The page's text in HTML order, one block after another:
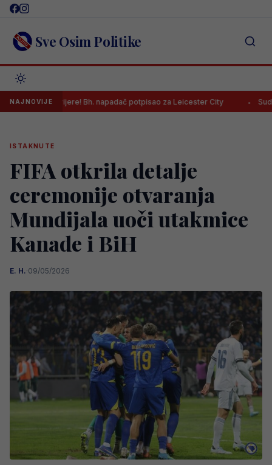
Skip
content Sve Osim Politike
NAJNOVIJE
karijere! Bh. napadač potpisao za Leicester City Sudija Musić
ISTAKNUTE
FIFA otkrila detalje
ceremonije otvaranja
Mundijala uoči utakmice
Kanade i BiH
E. H.·09/05/2026